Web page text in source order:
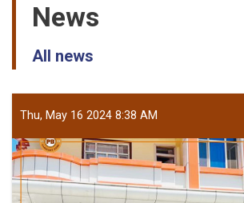
News
All news
Thu, May 16 2024 8:38 AM